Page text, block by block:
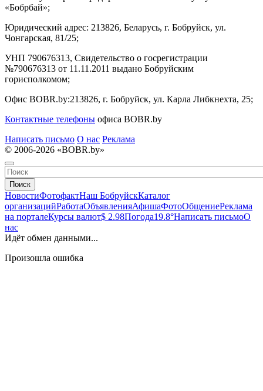
«Бобрбай»;
Юридический адрес: 213826, Беларусь, г. Бобруйск, ул.
Чонгарская, 81/25;
УНП 790676313, Свидетельство о госрегистрации
№790676313 от 11.11.2011 выдано Бобруйским
горисполкомом;
Офис BOBR.by:213826, г. Бобруйск, ул. Карла Либкнехта, 25;
Контактные телефоны офиса BOBR.by
Написать письмо О нас Реклама
© 2006-2026 «BOBR.by»
Поиск
НовостиФотофактНаш БобруйскКаталог
организацийРаботаОбъявленияАфишаФотоОбщениеРеклама
на порталеКурсы валют$ 2.98Погода19.8°Написать письмоО
нас
Идёт обмен данными...
Произошла ошибка